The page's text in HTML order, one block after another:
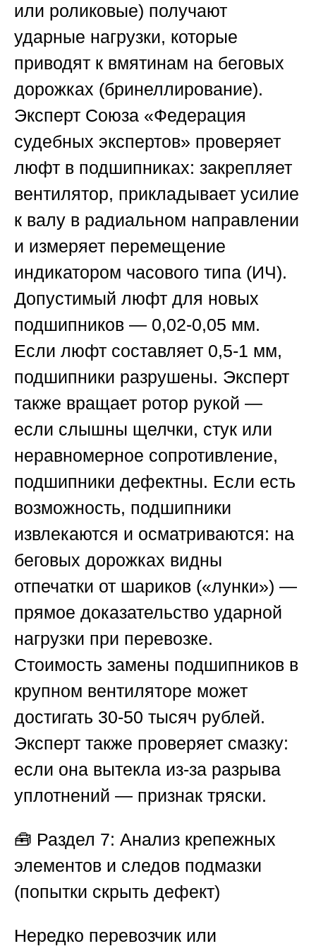
или роликовые) получают
ударные нагрузки, которые
приводят к вмятинам на беговых
дорожках (бринеллирование).
Эксперт Союза «Федерация
судебных экспертов» проверяет
люфт в подшипниках: закрепляет
вентилятор, прикладывает усилие
к валу в радиальном направлении
и измеряет перемещение
индикатором часового типа (ИЧ).
Допустимый люфт для новых
подшипников — 0,02-0,05 мм.
Если люфт составляет 0,5-1 мм,
подшипники разрушены. Эксперт
также вращает ротор рукой —
если слышны щелчки, стук или
неравномерное сопротивление,
подшипники дефектны. Если есть
возможность, подшипники
извлекаются и осматриваются: на
беговых дорожках видны
отпечатки от шариков («лунки») —
прямое доказательство ударной
нагрузки при перевозке.
Стоимость замены подшипников в
крупном вентиляторе может
достигать 30-50 тысяч рублей.
Эксперт также проверяет смазку:
если она вытекла из-за разрыва
уплотнений — признак тряски.
🧰 Раздел 7: Анализ крепежных
элементов и следов подмазки
(попытки скрыть дефект)
Нередко перевозчик или